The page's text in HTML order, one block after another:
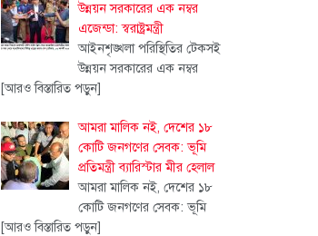
উন্নয়ন সরকারের এক নম্বর
এজেন্ডা: স্বরাষ্ট্রমন্ত্রী
আইনশৃঙ্খলা পরিস্থিতির টেকসই
উন্নয়ন সরকারের এক নম্বর
[আরও বিস্তারিত পড়ুন]
আমরা মালিক নই, দেশের ১৮
কোটি জনগণের সেবক: ভূমি
প্রতিমন্ত্রী ব্যারিস্টার মীর হেলাল
আমরা মালিক নই, দেশের ১৮
কোটি জনগণের সেবক: ভূমি
[আরও বিস্তারিত পড়ুন]